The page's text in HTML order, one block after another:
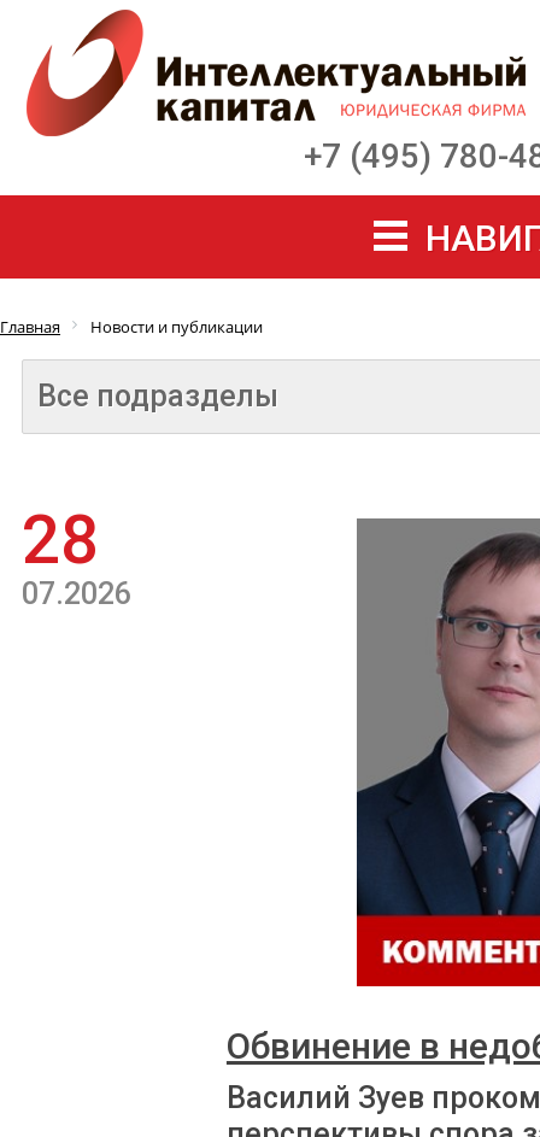
+7 (495) 780-
Главная Новости и публикации
28
07.2026
Обвинение в
Василий Зуев
Все подразделы